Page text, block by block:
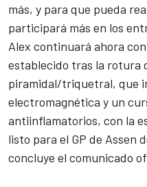
más, y para que pueda
participará más en los
Alex continuará ahora
establecido tras la rotura
piramidal/triquetral, que
electromagnética y un
antiinflamatorios, con la
listo para el GP de Assen
concluye el comunicado